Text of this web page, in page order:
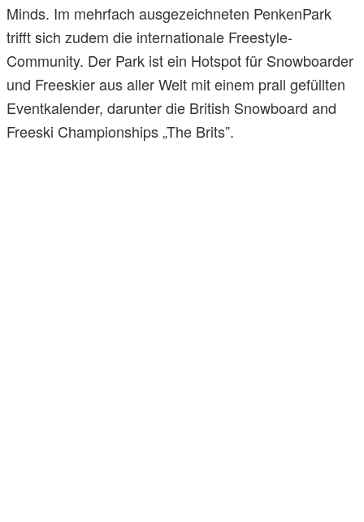
Minds. Im mehrfach ausgezeichneten PenkenPark
trifft sich zudem die internationale Freestyle-
Community. Der Park ist ein Hotspot für Snowboarder
und Freeskier aus aller Welt mit einem prall gefüllten
Eventkalender, darunter die British Snowboard and
Freeski Championships „The Brits”.